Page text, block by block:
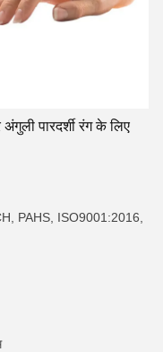
पारदर्शी रंग के लिए
PAHS, ISO9001:2016,